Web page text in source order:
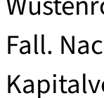
Fall.